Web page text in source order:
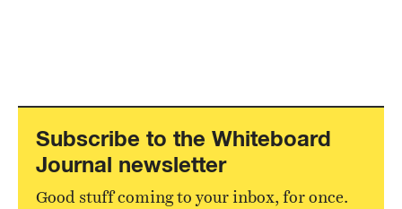
Subscribe to the Whiteboard
Journal newsletter
Good stuff coming to your inbox, for once.